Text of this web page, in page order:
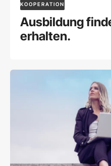
KOOPERATION
Ausbildung
erhalten.